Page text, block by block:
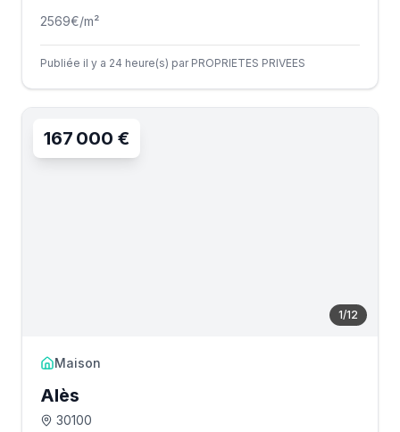
2569€/m²
Publiée il y a 24 heure(s) par PROPRIETES PRIVEES
1/12
167 000 €
Maison
Alès
30100